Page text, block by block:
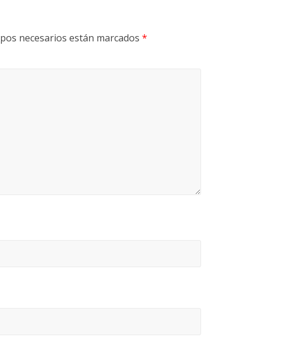
necesarios están marcados *